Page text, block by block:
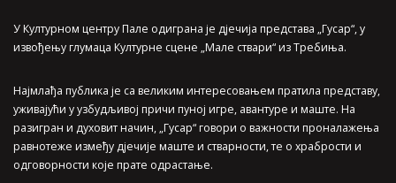
У Културном центру Пале одиграна је дјечија представа „Гусар“, у
извођењу глумаца Културне сцене „Мале ствари“ из Требиња.
Најмлађа публика је са великим интересовањем пратила представу,
уживајући у узбудљивој причи пуној игре, авантуре и маште. На
разигран и духовит начин, „Гусар“ говори о важности проналажења
равнотеже између дјечије маште и стварности, те о храбрости и
одговорности које прате одрастање.